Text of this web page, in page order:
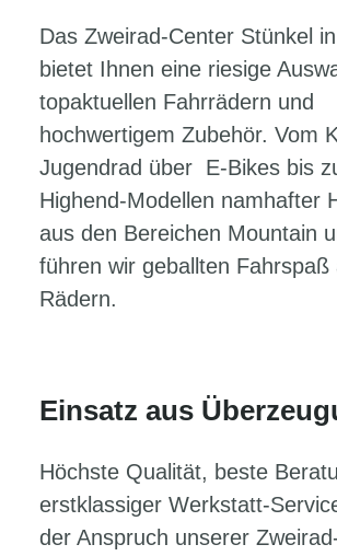
Das Zweirad-Center Stünkel
bietet Ihnen eine riesige
topaktuellen Fahrrädern und
hochwertigem Zubehör. Vom
Jugendrad über E-Bikes bis
Highend-Modellen namhafter
aus den Bereichen Mountain
führen wir geballten Fahrspaß
Rädern.
Einsatz aus
Höchste Qualität, beste
erstklassiger Werkstatt-
der Anspruch unserer